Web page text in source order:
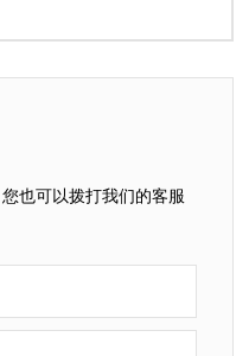
也可以拨打我们的客服